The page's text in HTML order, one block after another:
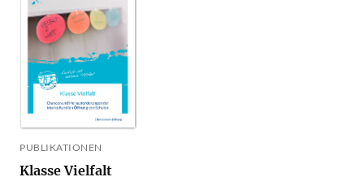
PUBLIKATIONEN
Klasse Vielfalt